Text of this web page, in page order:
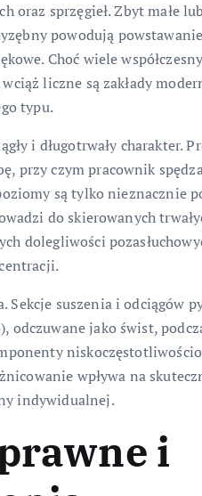
oraz sprzęgieł. Zbyt małe
powodują
Choć wiele
liczne są zakłady
typu.
i długotrwały charakter.
przy czym pracownik
są tylko nieznacznie
do skierowanych
dolegliwości
Sekcje suszenia i odciągów
odczuwane jako świst,
wpływa na
indywidualnej.
i